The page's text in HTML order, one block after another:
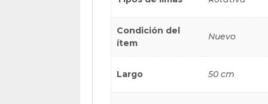
Condición del
ítem
Nuevo
Largo 50 cm